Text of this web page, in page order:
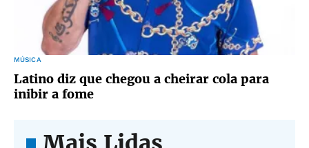
MÚSICA
Latino diz que chegou a cheirar cola para
inibir a fome